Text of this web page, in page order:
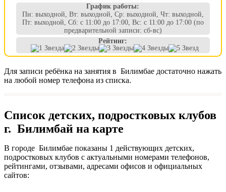
График работы:
Пн: выходной, Вт: выходной, Ср: выходной, Чт: выходной,
Пт: выходной, Сб: с 11:00 до 17:00, Вс: с 11:00 до 17:00 (по
предварительной записи: сб-вс)
Рейтинг:
Для записи ребёнка на занятия в Билимбае достаточно нажать
на любой номер телефона из списка.
Список детских, подростковых клубов
г. Билимбай на карте
В городе Билимбае показаны 1 действующих детских,
подростковых клубов с актуальными номерами телефонов,
рейтингами, отзывами, адресами офисов и официальных
сайтов: